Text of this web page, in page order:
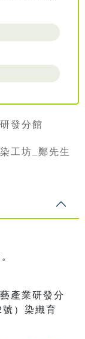
發分館
工坊_鄭先生
產業研發分
）染織育